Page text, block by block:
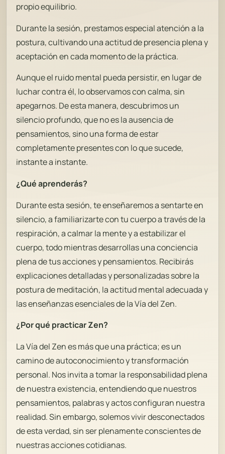
propio equilibrio.
Durante la sesión, prestamos especial atención a la
postura, cultivando una actitud de presencia plena y
aceptación en cada momento de la práctica.
Aunque el ruido mental pueda persistir, en lugar de
luchar contra él, lo observamos con calma, sin
apegarnos. De esta manera, descubrimos un
silencio profundo, que no es la ausencia de
pensamientos, sino una forma de estar
completamente presentes con lo que sucede,
instante a instante.
¿Qué aprenderás?
Durante esta sesión, te enseñaremos a sentarte en
silencio, a familiarizarte con tu cuerpo a través de la
respiración, a calmar la mente y a estabilizar el
cuerpo, todo mientras desarrollas una conciencia
plena de tus acciones y pensamientos. Recibirás
explicaciones detalladas y personalizadas sobre la
postura de meditación, la actitud mental adecuada y
las enseñanzas esenciales de la Vía del Zen.
¿Por qué practicar Zen?
La Vía del Zen es más que una práctica; es un
camino de autoconocimiento y transformación
personal. Nos invita a tomar la responsabilidad plena
de nuestra existencia, entendiendo que nuestros
pensamientos, palabras y actos configuran nuestra
realidad. Sin embargo, solemos vivir desconectados
de esta verdad, sin ser plenamente conscientes de
nuestras acciones cotidianas.